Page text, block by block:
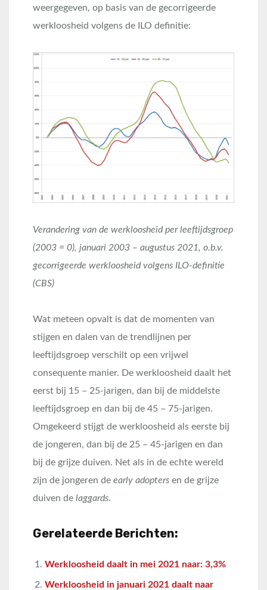
weergegeven, op basis van de gecorrigeerde
werkloosheid volgens de ILO definitie:
Verandering van de werkloosheid per leeftijdsgroep
(2003 = 0), januari 2003 – augustus 2021, o.b.v.
gecorrigeerde werkloosheid volgens ILO-definitie
(CBS)
Wat meteen opvalt is dat de momenten van
stijgen en dalen van de trendlijnen per
leeftijdsgroep verschilt op een vrijwel
consequente manier. De werkloosheid daalt het
eerst bij 15 – 25-jarigen, dan bij de middelste
leeftijdsgroep en dan bij de 45 – 75-jarigen.
Omgekeerd stijgt de werkloosheid als eerste bij
de jongeren, dan bij de 25 – 45-jarigen en dan
bij de grijze duiven. Net als in de echte wereld
zijn de jongeren de early adopters en de grijze
duiven de laggards.
Gerelateerde Berichten:
Werkloosheid daalt in mei 2021 naar: 3,3%
Werkloosheid in januari 2021 daalt naar